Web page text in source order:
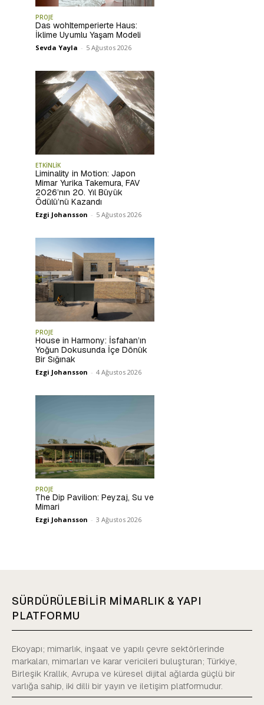
PROJE
Das wohltemperierte Haus:
İklime Uyumlu Yaşam Modeli
Sevda Yayla - 5 Ağustos 2026
ETKİNLİK
Liminality in Motion: Japon
Mimar Yurika Takemura, FAV
2026’nın 20. Yıl Büyük
Ödülü’nü Kazandı
Ezgi Johansson - 5 Ağustos 2026
PROJE
House in Harmony: İsfahan’ın
Yoğun Dokusunda İçe Dönük
Bir Sığınak
Ezgi Johansson - 4 Ağustos 2026
PROJE
The Dip Pavilion: Peyzaj, Su ve
Mimari
Ezgi Johansson - 3 Ağustos 2026
SÜRDÜRÜLEBİLİR MİMARLIK & YAPI
PLATFORMU
Ekoyapı; mimarlık, inşaat ve yapılı çevre sektörlerinde
markaları, mimarları ve karar vericileri buluşturan; Türkiye,
Birleşik Krallık, Avrupa ve küresel dijital ağlarda güçlü bir
varlığa sahip, iki dilli bir yayın ve iletişim platformudur.